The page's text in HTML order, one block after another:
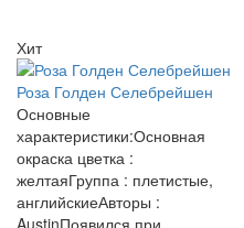
Хит
Роза Голден Селебрейшен
Основные
характеристики:Основная
окраска цветка :
желтаяГруппа : плетистые,
английскиеАвторы :
AustinПоявился при